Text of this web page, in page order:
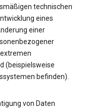
technischen
eines
einer
(beispielsweise
befinden).
von Daten